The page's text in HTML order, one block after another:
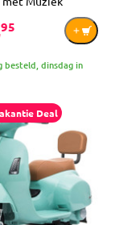
95
besteld, dinsdag in
Deal